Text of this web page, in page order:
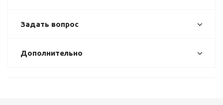
Задать вопрос
Дополнительно